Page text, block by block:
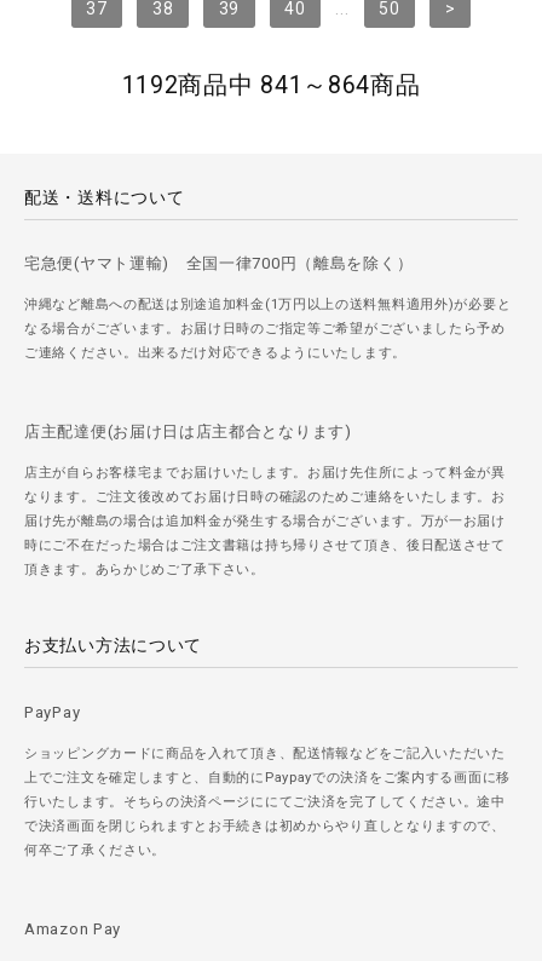
37 38 39 40 50 >
1192商品中 841～864商品
配送・送料について
宅急便(ヤマト運輸) 全国一律700円（離島を除く）
沖縄など離島への配送は別途追加料金(1万円以上の送料無料適用外)が必要と
なる場合がございます。お届け日時のご指定等ご希望がございましたら予め
ご連絡ください。出来るだけ対応できるようにいたします。
店主配達便(お届け日は店主都合となります)
店主が自らお客様宅までお届けいたします。お届け先住所によって料金が異
なります。ご注文後改めてお届け日時の確認のためご連絡をいたします。お
届け先が離島の場合は追加料金が発生する場合がございます。万が一お届け
時にご不在だった場合はご注文書籍は持ち帰りさせて頂き、後日配送させて
頂きます。あらかじめご了承下さい。
お支払い方法について
PayPay
ショッピングカードに商品を入れて頂き、配送情報などをご記入いただいた
上でご注文を確定しますと、自動的にPaypayでの決済をご案内する画面に移
行いたします。そちらの決済ページににてご決済を完了してください。途中
で決済画面を閉じられますとお手続きは初めからやり直しとなりますので、
何卒ご了承ください。
Amazon Pay